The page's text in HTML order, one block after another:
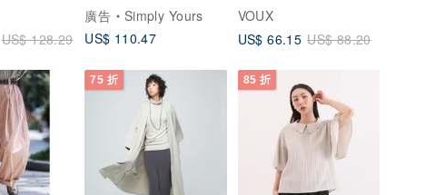
US$ 128.29
廣告
Simply Yours
US$ 110.47
VOUX
US$ 66.15 US$ 88.20
75 折 85 折